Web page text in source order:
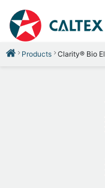
Products Clarity® Bio